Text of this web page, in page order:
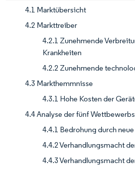
4.1 Marktübersicht
4.2 Markttreiber
4.2.1 Zunehmende
Krankheiten
4.2.2 Zunehmende
4.3 Markthemmnisse
4.3.1 Hohe Kosten der
4.4 Analyse der fünf
4.4.1 Bedrohung durch
4.4.2 Verhandlungsmacht
4.4.3 Verhandlungsmacht